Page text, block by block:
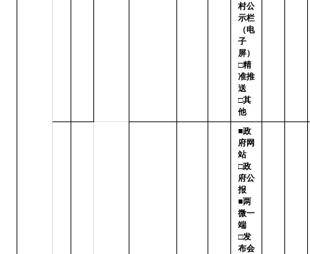
村公
示栏
（电
子
屏）
□精
准推
送
□其
他
■政
府网
站
□政
府公
报
■两
微一
端
□发
布会